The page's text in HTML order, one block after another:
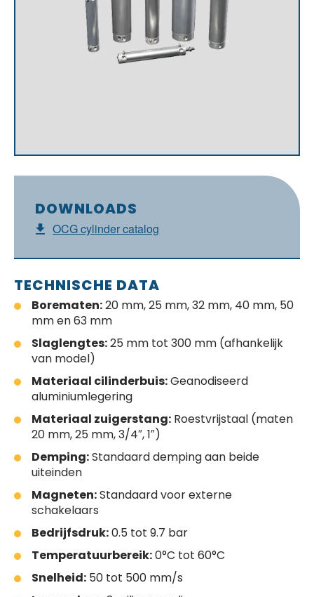
DOWNLOADS
OCG cylinder catalog
TECHNISCHE DATA
Borematen:20 mm, 25 mm, 32 mm, 40 mm, 50
mm en 63 mm
Slaglengtes:25 mm tot 300 mm (afhankelijk
van model)
Materiaal cilinderbuis:Geanodiseerd
aluminiumlegering
Materiaal zuigerstang: Roestvrijstaal (maten
20 mm, 25 mm, 3/4″, 1″)
Demping:Standaard demping aan beide
uiteinden
Magneten:Standaard voor externe
schakelaars
Bedrijfsdruk:0.5 tot 9.7 bar
Temperatuurbereik:0°C tot 60°C
Snelheid: 50 tot 500 mm/s